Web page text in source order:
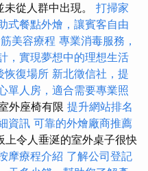
從人群中出現。 打掃家
式餐點外燴，讓賓客自由
美容療程 專業消毒服務，
，實現夢想中的理想生活
恢復場所 新北徵信社，提
單人房，適合需要專業照
外座椅有限 提升網站排名
資訊 可靠的外燴廠商推薦
上令人垂涎的室外桌子很快
摩療程介紹 了解公司登記